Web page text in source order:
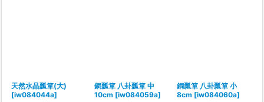
天然水晶瓢箪(大)
[iw084044a]
銅瓢箪 八卦瓢箪 中
10cm [iw084059a]
銅瓢箪 八卦瓢箪 小
8cm [iw084060a]